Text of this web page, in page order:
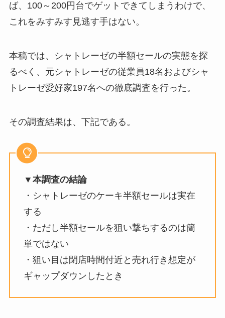
ば、100～200円台でゲットできてしまうわけで、
これをみすみす見逃す手はない。
本稿では、シャトレーゼの半額セールの実態を探
るべく、元シャトレーゼの従業員18名およびシャ
トレーゼ愛好家197名への徹底調査を行った。
その調査結果は、下記である。
▼本調査の結論
・シャトレーゼのケーキ半額セールは実在
する
・ただし半額セールを狙い撃ちするのは簡
単ではない
・狙い目は閉店時間付近と売れ行き想定が
ギャップダウンしたとき